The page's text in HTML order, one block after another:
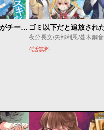
俺の『鑑定』スキルがチートすぎて
夜分長文/矢部利恩/蔓木鋼音
4話無料